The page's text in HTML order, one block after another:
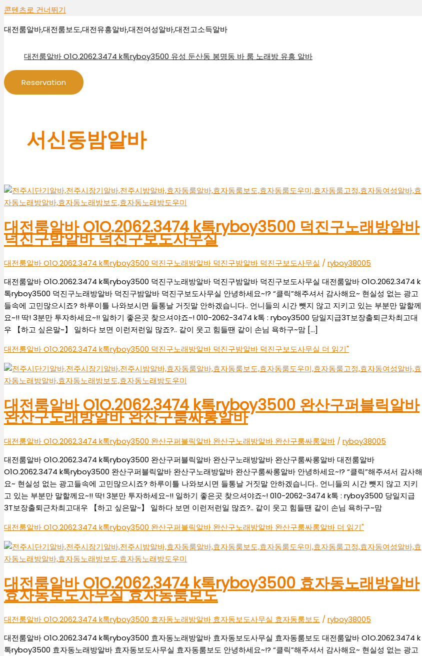
콘텐츠로 건너뛰기
대전룸알바,대전룸보도,대전유흥알바,대전여성알바,대전고소득알바
대전룸알바 O1O.2062.3474 k톡ryboy3500 유성 둔산동 봉명동 바 룸 노래방 유흥 알바
Reservation
서신동밤알바
대전룸알바 O1O.2062.3474 k톡ryboy3500 덕진구노래방알바
덕진구밤알바 덕진구보도사무실
대전룸알바 O1O.2062.3474 k톡ryboy3500 덕진구노래방알바 덕진구밤알바 덕진구보도사무실 / ryboy38005
대전룸알바 O1O.2062.3474 k톡ryboy3500 덕진구노래방알바 덕진구밤알바 덕진구보도사무실 대전룸알바 O1O.2062.3474 k
톡ryboy3500 덕진구노래방알바 덕진구밤알바 덕진구보도사무실 안녕하세요~!? “클릭”해주셔서 감사해요~ 현실성 없는 광고
들속에 고민많으시죠? 하루이틀 나와보시면 들통날 거짓말 안하겠습니다.. 언니들의 시간 뺏지 않고 지키고 있는 부분만 말할께
요~!! 딱! 3분만 투자하세요~!! 일하기 좋은곳 찾으셔야죠~! 010-2062-3474 k톡 : ryboy3500 당일지급3T보장출퇴근차최고대
우 【하고 싶은말~】 일하다 보면 이런저런일 많죠?.. 같이 웃고 힘들땐 같이 손님 욕하구~맘 […]
대전룸알바 O1O.2062.3474 k톡ryboy3500 덕진구노래방알바 덕진구밤알바 덕진구보도사무실 더 읽기"
대전룸알바 O1O.2062.3474 k톡ryboy3500 완산구퍼블릭알바
완산구노래방알바 완산구룸싸롱알바
대전룸알바 O1O.2062.3474 k톡ryboy3500 완산구퍼블릭알바 완산구노래방알바 완산구룸싸롱알바 / ryboy38005
대전룸알바 O1O.2062.3474 k톡ryboy3500 완산구퍼블릭알바 완산구노래방알바 완산구룸싸롱알바 대전룸알바
O1O.2062.3474 k톡ryboy3500 완산구퍼블릭알바 완산구노래방알바 완산구룸싸롱알바 안녕하세요~!? “클릭”해주셔서 감사해
요~ 현실성 없는 광고들속에 고민많으시죠? 하루이틀 나와보시면 들통날 거짓말 안하겠습니다.. 언니들의 시간 뺏지 않고 지키
고 있는 부분만 말할께요~!! 딱! 3분만 투자하세요~!! 일하기 좋은곳 찾으셔야죠~! 010-2062-3474 k톡 : ryboy3500 당일지급
3T보장출퇴근차최고대우 【하고 싶은말~】 일하다 보면 이런저런일 많죠?.. 같이 웃고 힘들땐 같이 손님 욕하구~맘
대전룸알바 O1O.2062.3474 k톡ryboy3500 완산구퍼블릭알바 완산구노래방알바 완산구룸싸롱알바 더 읽기"
대전룸알바 O1O.2062.3474 k톡ryboy3500 효자동노래방알바
효자동보도사무실 효자동룸보도
대전룸알바 O1O.2062.3474 k톡ryboy3500 효자동노래방알바 효자동보도사무실 효자동룸보도 /ryboy38005
대전룸알바 O1O.2062.3474 k톡ryboy3500 효자동노래방알바 효자동보도사무실 효자동룸보도 대전룸알바 O1O.2062.3474 k
톡ryboy3500 효자동노래방알바 효자동보도사무실 효자동룸보도 안녕하세요~!? “클릭”해주셔서 감사해요~ 현실성 없는 광고